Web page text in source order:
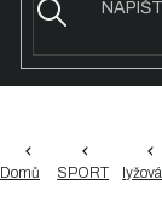
Domů SPORT